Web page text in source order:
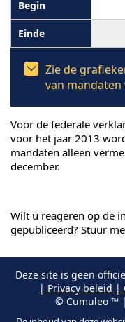
Zie de
van
Voor de federale
voor het jaar 2013
mandaten alleen
december.
Wilt u reageren op de
gepubliceerd? Stuur
Deze site is geen
| Privacy beleid |
© Cumuleo ™